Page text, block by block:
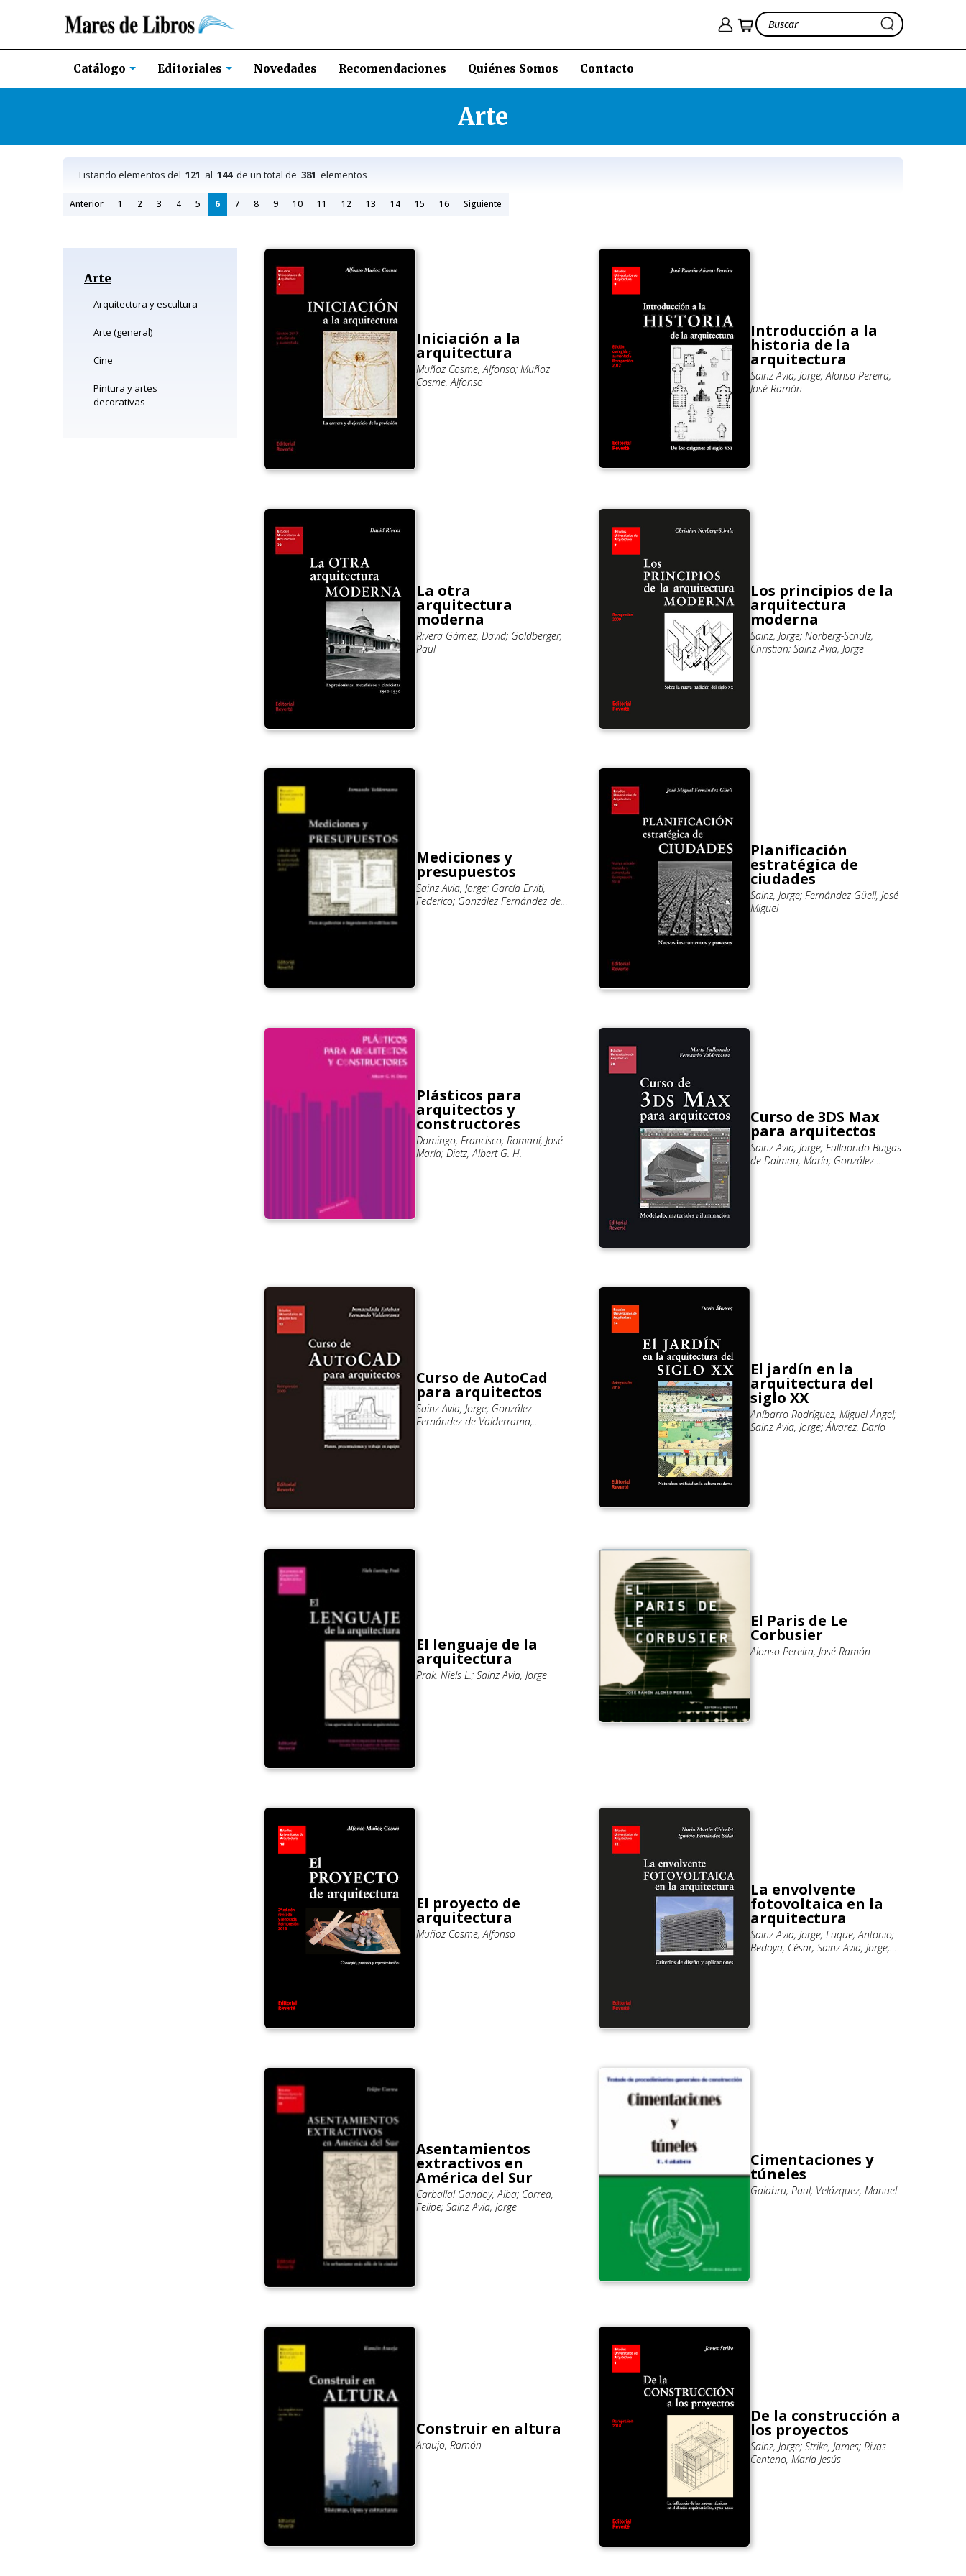
Catálogo Editoriales Novedades Recomendaciones Quiénes Somos Contacto
Arte
Listando elementos del 121 al 144de un total de 381 elementos
Anterior 1 2 3 4 5 6 7 8 9 10 11 12 13 14 15 16 Siguiente
Arte
Arquitectura y escultura
Arte (general)
Cine
Pintura y artes
decorativas
Iniciación a la
arquitectura
Muñoz Cosme, Alfonso; Muñoz
Cosme, Alfonso
Introducción a la
historia de la
arquitectura
Sainz Avia, Jorge; Alonso Pereira,
José Ramón
La otra
arquitectura
moderna
Rivera Gámez, David; Goldberger,
Paul
Los principios de la
arquitectura
moderna
Sainz, Jorge; Norberg-Schulz,
Christian; Sainz Avia, Jorge
Mediciones y
presupuestos
Sainz Avia, Jorge; García Erviti,
Federico; González Fernández de
Planificación
estratégica de
ciudades
Sainz, Jorge; Fernández Güell, José
Miguel
Plásticos para
arquitectos y
constructores
Domingo, Francisco; Romaní, José
María; Dietz, Albert G. H.
Curso de 3DS Max
para arquitectos
Sainz Avia, Jorge; Fullaondo Buigas
de Dalmau, María; González
Curso de AutoCad
para arquitectos
Sainz Avia, Jorge; González
Fernández de Valderrama,
El jardín en la
arquitectura del
siglo XX
Aníbarro Rodríguez, Miguel Ángel;
Sainz Avia, Jorge; Álvarez, Darío
El lenguaje de la
arquitectura
Prak, Niels L.; Sainz Avia, Jorge
El Paris de Le
Corbusier
Alonso Pereira, José Ramón
El proyecto de
arquitectura
Muñoz Cosme, Alfonso
La envolvente
fotovoltaica en la
arquitectura
Sainz Avia, Jorge; Luque, Antonio;
Bedoya, César; Sainz Avia, Jorge;
Asentamientos
extractivos en
América del Sur
Carballal Gandoy, Alba; Correa,
Felipe; Sainz Avia, Jorge
Cimentaciones y
túneles
Galabru, Paul; Velázquez, Manuel
Construir en altura
Araujo, Ramón
De la construcción a
los proyectos
Sainz, Jorge; Strike, James; Rivas
Centeno, María Jesús